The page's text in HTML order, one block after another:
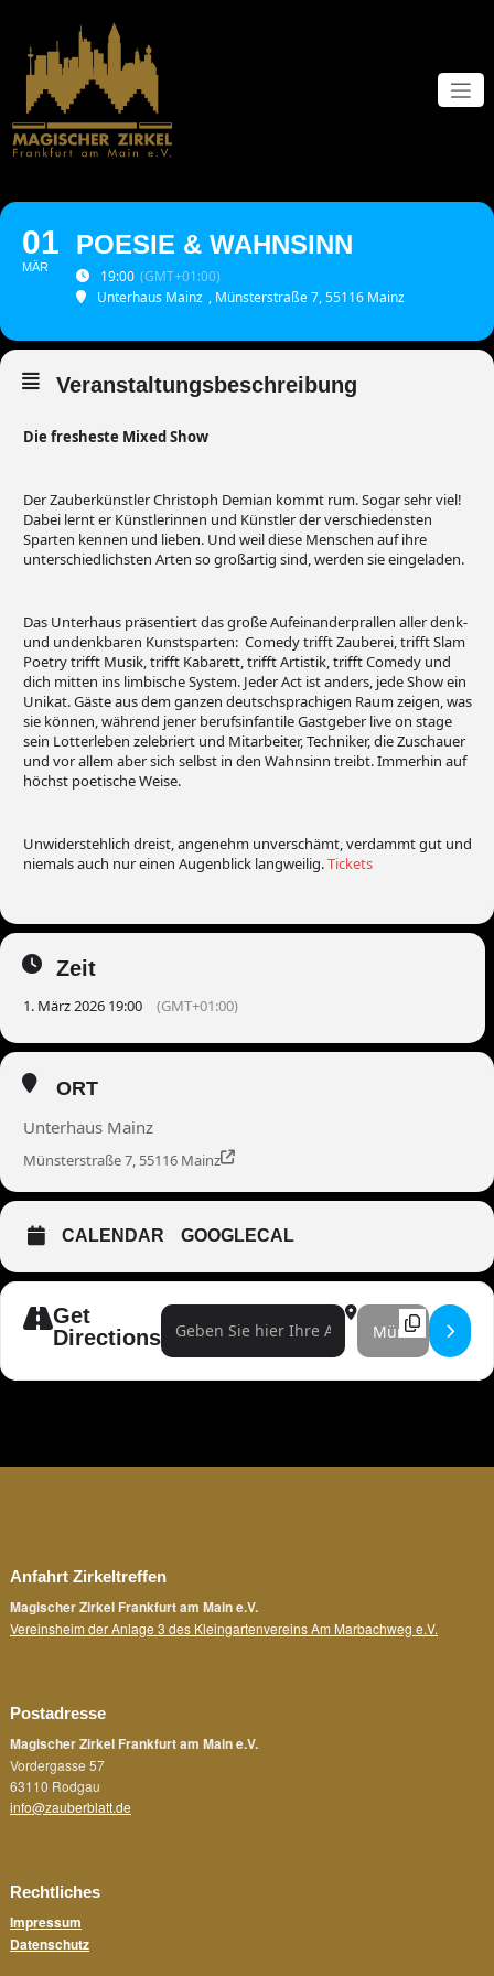
springen
01
MÄR
POESIE & WAHNSINN
19:00 (GMT+01:00)
Unterhaus Mainz , Münsterstraße 7, 55116 Mainz
Veranstaltungsbeschreibung
Die fresheste Mixed Show
Der Zauberkünstler Christoph Demian kommt rum. Sogar sehr viel!
Dabei lernt er Künstlerinnen und Künstler der verschiedensten
Sparten kennen und lieben. Und weil diese Menschen auf ihre
unterschiedlichsten Arten so großartig sind, werden sie eingeladen.
Das Unterhaus präsentiert das große Aufeinanderprallen aller denk-
und undenkbaren Kunstsparten: Comedy trifft Zauberei, trifft Slam
Poetry trifft Musik, trifft Kabarett, trifft Artistik, trifft Comedy und
dich mitten ins limbische System. Jeder Act ist anders, jede Show ein
Unikat. Gäste aus dem ganzen deutschsprachigen Raum zeigen, was
sie können, während jener berufsinfantile Gastgeber live on stage
sein Lotterleben zelebriert und Mitarbeiter, Techniker, die Zuschauer
und vor allem aber sich selbst in den Wahnsinn treibt. Immerhin auf
höchst poetische Weise.
Unwiderstehlich dreist, angenehm unverschämt, verdammt gut und
niemals auch nur einen Augenblick langweilig.Tickets
Zeit
1. März 2026 19:00 (GMT+01:00)
ORT
Unterhaus Mainz
Münsterstraße 7, 55116 Mainz
CALENDAR GOOGLECAL
Get
Directions
Address - Poesie & Wahnsinn []Destination Address
Anfahrt Zirkeltreffen
Magischer Zirkel Frankfurt am Main e.V.
Vereinsheim der Anlage 3 des Kleingartenvereins Am Marbachweg e.V.
Postadresse
Magischer Zirkel Frankfurt am Main e.V.
Vordergasse 57
63110 Rodgau
info@zauberblatt.de
Rechtliches
Impressum
Datenschutz